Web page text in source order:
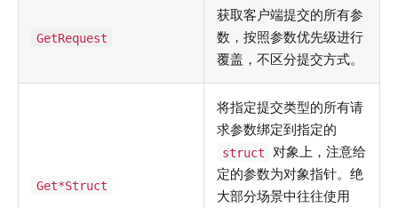
GetRequest
获取客户端提交的所有参
数，按照参数优先级进行
覆盖，不区分提交方式。
Get*Struct
将指定提交类型的所有请
求参数绑定到指定的
struct
对象上，注意给
定的参数为对象指针。绝
大部分场景中往往使用